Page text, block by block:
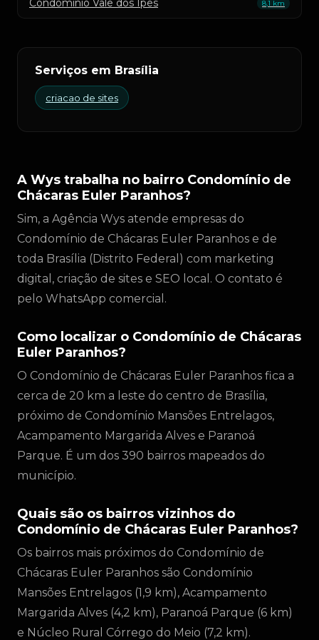
Condomínio Vale dos Ipês 8,1 km
Serviços em Brasília
criacao de sites
A Wys trabalha no bairro Condomínio de
Chácaras Euler Paranhos?
Sim, a Agência Wys atende empresas do
Condomínio de Chácaras Euler Paranhos e de
toda Brasília (Distrito Federal) com marketing
digital, criação de sites e SEO local. O contato é
pelo WhatsApp comercial.
Como localizar o Condomínio de Chácaras
Euler Paranhos?
O Condomínio de Chácaras Euler Paranhos fica a
cerca de 20 km a leste do centro de Brasília,
próximo de Condomínio Mansões Entrelagos,
Acampamento Margarida Alves e Paranoá
Parque. É um dos 390 bairros mapeados do
município.
Quais são os bairros vizinhos do
Condomínio de Chácaras Euler Paranhos?
Os bairros mais próximos do Condomínio de
Chácaras Euler Paranhos são Condomínio
Mansões Entrelagos (1,9 km), Acampamento
Margarida Alves (4,2 km), Paranoá Parque (6 km)
e Núcleo Rural Córrego do Meio (7,2 km).